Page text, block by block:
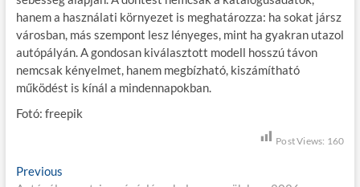
hanem a használati környezet is meghatározza: ha sokat jársz
városban, más szempont lesz lényeges, mint ha gyakran utazol
autópályán. A gondosan kiválasztott modell hosszú távon
nemcsak kényelmet, hanem megbízható, kiszámítható
működést is kínál a mindennapokban.
Fotó: freepik
Post Views: 160
B
Previous